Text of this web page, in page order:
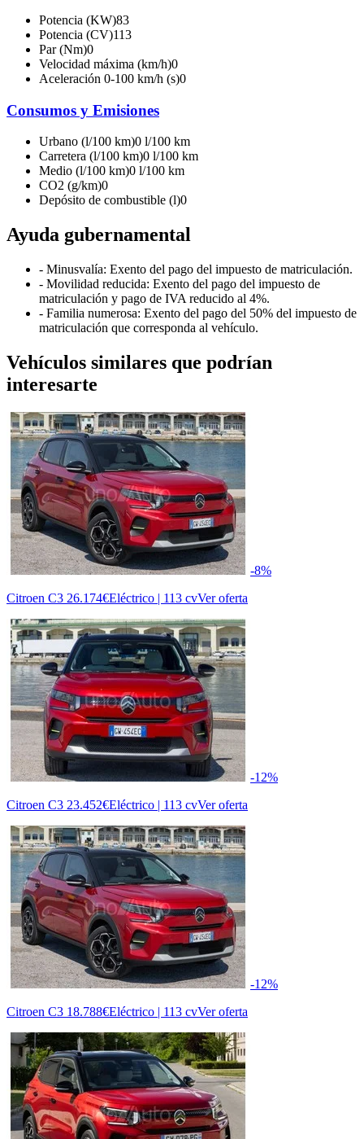
Potencia (KW)83
Potencia (CV)113
Par (Nm)0
Velocidad máxima (km/h)0
Aceleración 0-100 km/h (s)0
Consumos y Emisiones
Urbano (l/100 km)0 l/100 km
Carretera (l/100 km)0 l/100 km
Medio (l/100 km)0 l/100 km
CO2 (g/km)0
Depósito de combustible (l)0
Ayuda gubernamental
- Minusvalía: Exento del pago del impuesto de matriculación.
- Movilidad reducida: Exento del pago del impuesto de
matriculación y pago de IVA reducido al 4%.
- Familia numerosa: Exento del pago del 50% del impuesto de
matriculación que corresponda al vehículo.
Vehículos similares que podrían
interesarte
-8%
Citroen C3 26.174€Eléctrico | 113 cvVer oferta
-12%
Citroen C3 23.452€Eléctrico | 113 cvVer oferta
-12%
Citroen C3 18.788€Eléctrico | 113 cvVer oferta